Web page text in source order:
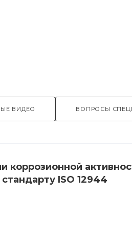
ВИДЕО ВОПРОСЫ
коррозионной
ISO 12944